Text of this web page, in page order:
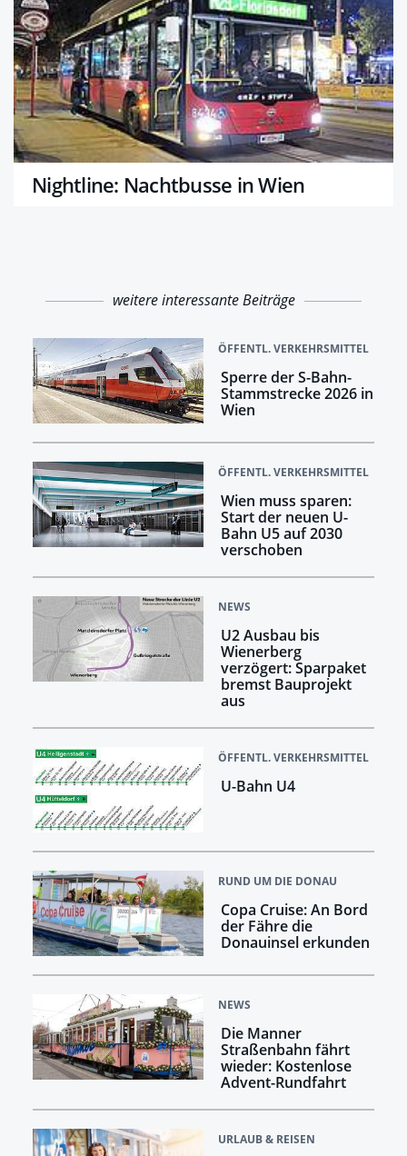
Nightline: Nachtbusse in Wien
weitere interessante Beiträge
ÖFFENTL. VERKEHRSMITTEL
Sperre der S-Bahn-
Stammstrecke 2026 in
Wien
ÖFFENTL. VERKEHRSMITTEL
Wien muss sparen:
Start der neuen U-
Bahn U5 auf 2030
verschoben
NEWS
U2 Ausbau bis
Wienerberg
verzögert: Sparpaket
bremst Bauprojekt
aus
ÖFFENTL. VERKEHRSMITTEL
U-Bahn U4
RUND UM DIE DONAU
Copa Cruise: An Bord
der Fähre die
Donauinsel erkunden
NEWS
Die Manner
Straßenbahn fährt
wieder: Kostenlose
Advent-Rundfahrt
URLAUB & REISEN